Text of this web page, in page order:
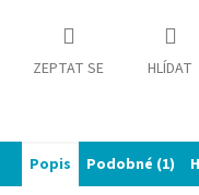
ZEPTAT SE HLÍDAT
Popis Podobné (1)